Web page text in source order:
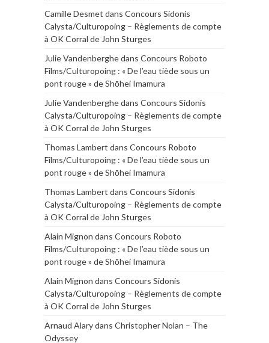
Camille Desmet dans Concours Sidonis
Calysta/Culturopoing – Règlements de compte
à OK Corral de John Sturges
Julie Vandenberghedans Concours Roboto
Films/Culturopoing : « De l’eau tiède sous un
pont rouge » de Shōhei Imamura
Julie Vandenberghedans Concours Sidonis
Calysta/Culturopoing – Règlements de compte
à OK Corral de John Sturges
Thomas Lambert dans Concours Roboto
Films/Culturopoing : « De l’eau tiède sous un
pont rouge » de Shōhei Imamura
Thomas Lambert dans Concours Sidonis
Calysta/Culturopoing – Règlements de compte
à OK Corral de John Sturges
Alain Mignon dans Concours Roboto
Films/Culturopoing : « De l’eau tiède sous un
pont rouge » de Shōhei Imamura
Alain Mignon dans Concours Sidonis
Calysta/Culturopoing – Règlements de compte
à OK Corral de John Sturges
Arnaud Alarydans Christopher Nolan – The
Odyssey